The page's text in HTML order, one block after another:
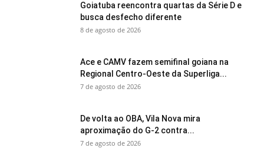
Goiatuba reencontra quartas da Série D e
busca desfecho diferente
8 de agosto de 2026
Ace e CAMV fazem semifinal goiana na
Regional Centro-Oeste da Superliga...
7 de agosto de 2026
De volta ao OBA, Vila Nova mira
aproximação do G-2 contra...
7 de agosto de 2026